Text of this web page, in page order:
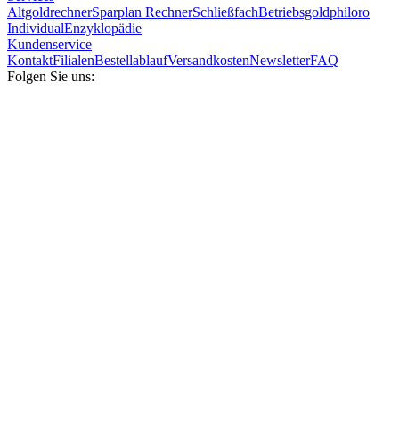
AltgoldrechnerSparplan RechnerSchließfachBetriebsgoldphiloro
IndividualEnzyklopädie
Kundenservice
KontaktFilialenBestellablaufVersandkostenNewsletterFAQ
Folgen Sie uns: